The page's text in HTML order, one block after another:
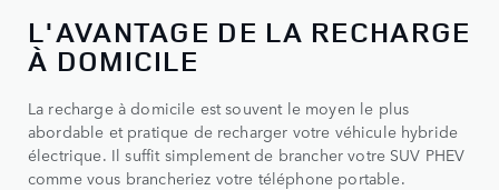
L'AVANTAGE DE LA RECHARGE
À DOMICILE
La recharge à domicile est souvent le moyen le plus
abordable et pratique de recharger votre véhicule hybride
électrique. Il suffit simplement de brancher votre SUV PHEV
comme vous brancheriez votre téléphone portable.